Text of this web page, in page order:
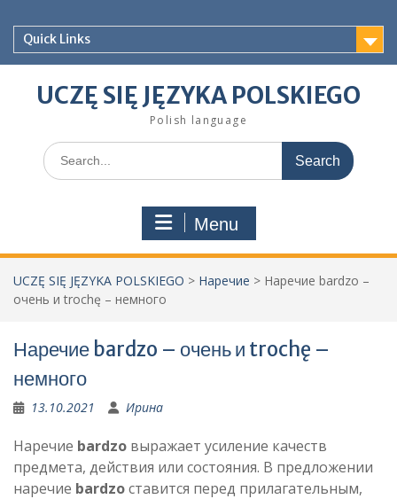
contentQuick Links
UCZĘ SIĘ JĘZYKA POLSKIEGO
Polish language
Search
for:
Menu
UCZĘ SIĘ JĘZYKA POLSKIEGO > Наречие > Наречие bardzo –
очень и trochę – немного
Наречие bardzo – очень и trochę –
немного
13.10.2021 Ирина
Наречие bardzo выражает усиление качеств
предмета, действия или состояния. В предложении
наречие bardzoставится перед прилагательным,